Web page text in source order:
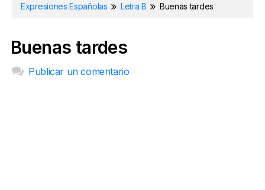
Expresiones Españolas Letra B Buenas tardes
Buenas tardes
Publicar un comentario